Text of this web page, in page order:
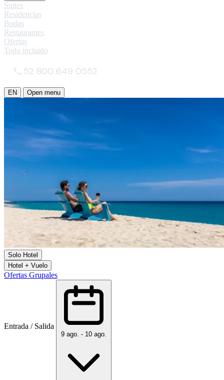
Suites
Residencias
Bodas
Restaurantes
Ofertas
Todo incluido
52 800 649 0552
EN Open menu
Solo Hotel
Hotel + Vuelo
Ofertas Grupales
Entrada / Salida
9 ago. - 10 ago.